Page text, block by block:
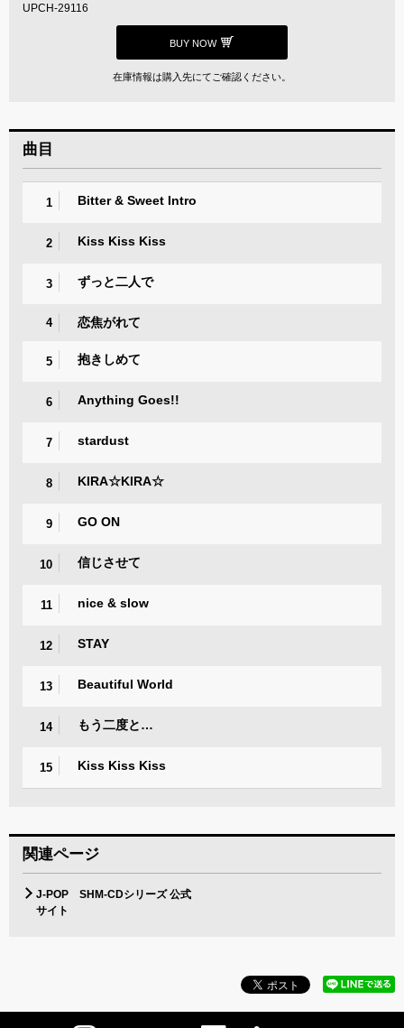
UPCH-29116
BUY NOW
在庫情報は購入先にてご確認ください。
曲目
1 Bitter & Sweet Intro
2 Kiss Kiss Kiss
3 ずっと二人で
4 恋焦がれて
5 抱きしめて
6 Anything Goes!!
7 stardust
8 KIRA☆KIRA☆
9 GO ON
10 信じさせて
11 nice & slow
12 STAY
13 Beautiful World
14 もう二度と…
15 Kiss Kiss Kiss
関連ページ
J-POP SHM-CDシリーズ 公式
サイト